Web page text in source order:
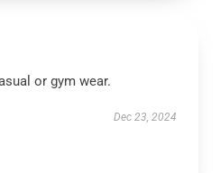
or gym wear.
Dec 23, 2024